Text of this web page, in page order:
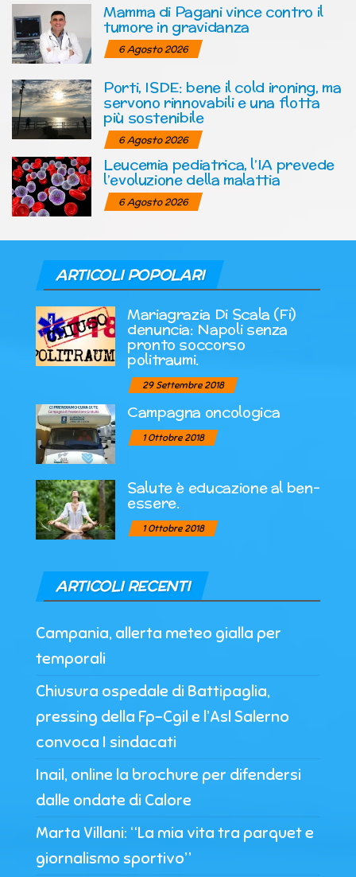
Mamma di Pagani vince contro il
tumore in gravidanza
6 Agosto 2026
Porti, ISDE: bene il cold ironing, ma
servono rinnovabili e una flotta
più sostenibile
6 Agosto 2026
Leucemia pediatrica, l’IA prevede
l’evoluzione della malattia
6 Agosto 2026
ARTICOLI POPOLARI
Mariagrazia Di Scala (Fi)
denuncia: Napoli senza
pronto soccorso
politraumi.
29 Settembre 2018
Campagna oncologica
1 Ottobre 2018
Salute è educazione al ben-
essere.
1 Ottobre 2018
ARTICOLI RECENTI
Campania, allerta meteo gialla per
temporali
Chiusura ospedale di Battipaglia,
pressing della Fp-Cgil e l’Asl Salerno
convoca I sindacati
Inail, online la brochure per difendersi
dalle ondate di Calore
Marta Villani: “La mia vita tra parquet e
giornalismo sportivo”